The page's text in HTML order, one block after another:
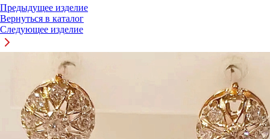
Предыдущее изделие
Вернуться в каталог
Следующее изделие